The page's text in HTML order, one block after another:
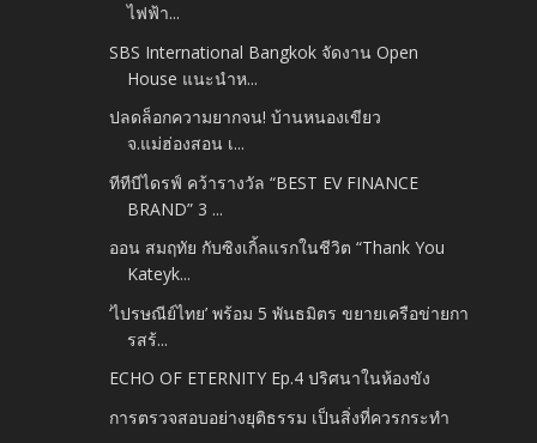
ไฟฟ้า...
SBS International Bangkok จัดงาน Open
House แนะนำห...
ปลดล็อกความยากจน! บ้านหนองเขียว
จ.แม่ฮ่องสอน เ...
ทีทีบีไดรฟ์ คว้ารางวัล “BEST EV FINANCE
BRAND” 3 ...
ออน สมฤทัย กับซิงเกิ้ลแรกในชีวิต “Thank You
Kateyk...
‘ไปรษณีย์ไทย’ พร้อม 5 พันธมิตร ขยายเครือข่ายกา
รสร้...
ECHO OF ETERNITY Ep.4 ปริศนาในห้องขัง
การตรวจสอบอย่างยุติธรรม เป็นสิ่งที่ควรกระทำ